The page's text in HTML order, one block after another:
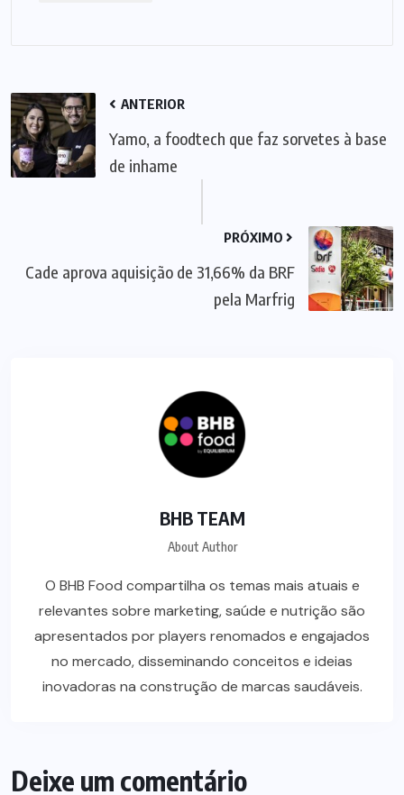
ANTERIOR
Yamo, a foodtech que faz sorvetes à base
de inhame
PRÓXIMO
Cade aprova aquisição de 31,66% da BRF
pela Marfrig
BHB TEAM
About Author
O BHB Food compartilha os temas mais atuais e
relevantes sobre marketing, saúde e nutrição são
apresentados por players renomados e engajados
no mercado, disseminando conceitos e ideias
inovadoras na construção de marcas saudáveis.
Deixe um comentário